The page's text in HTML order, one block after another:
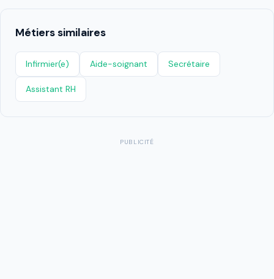
Métiers similaires
Infirmier(e) Aide-soignant Secrétaire
Assistant RH
PUBLICITÉ